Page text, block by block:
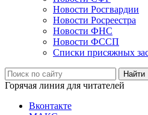
Новости Росгвардии
Новости Росреестра
Новости ФНС
Новости ФССП
Списки присяжных
Горячая линия для читателей
Вконтакте